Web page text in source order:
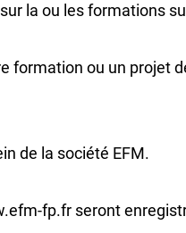
la ou les formations
formation ou un projet
de la société EFM.
fp.fr seront